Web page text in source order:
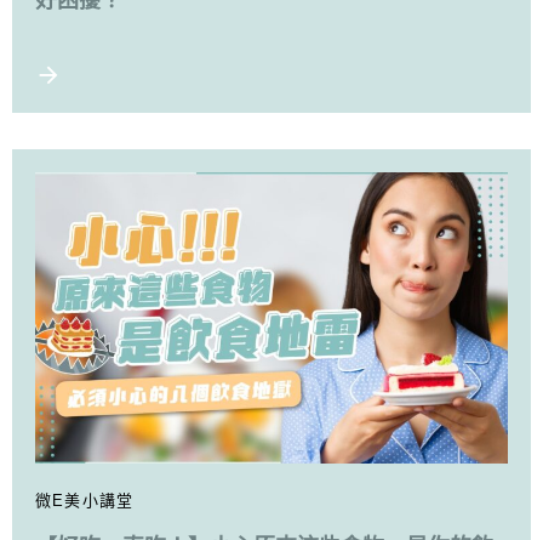
微E美小講堂